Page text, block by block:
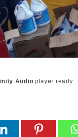
Audio player ready...